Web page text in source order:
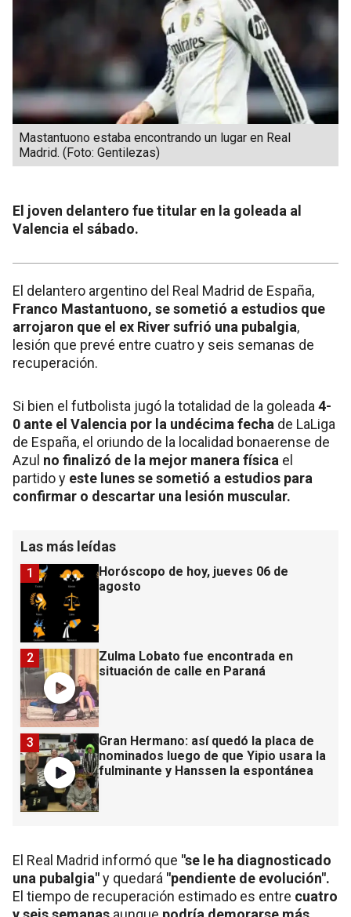
Mastantuono estaba encontrando un lugar en Real
Madrid. (Foto: Gentilezas)
El joven delantero fue titular en la goleada al
Valencia el sábado.
El delantero argentino del Real Madrid de España,
Franco Mastantuono, se sometió a estudios que
arrojaron que el ex River sufrió una pubalgia,
lesión que prevé entre cuatro y seis semanas de
recuperación.
Si bien el futbolista jugó la totalidad de la goleada 4-
0 ante el Valencia por la undécima fecha de LaLiga
de España, el oriundo de la localidad bonaerense de
Azul no finalizó de la mejor manera física el
partido y este lunes se sometió a estudios para
confirmar o descartar una lesión muscular.
Las más leídas
Horóscopo de hoy, jueves 06 de
agosto
1
Zulma Lobato fue encontrada en
situación de calle en Paraná
2
Gran Hermano: así quedó la placa de
nominados luego de que Yipio usara la
fulminante y Hanssen la espontánea
3
El Real Madrid informó que "se le ha diagnosticado
una pubalgia"y quedará "pendiente de evolución".
El tiempo de recuperación estimado es entre cuatro